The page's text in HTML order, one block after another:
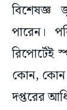
বিশেষজ্ঞ
পারেন।
রিপোর্টেই
কোন, কোন
দপ্তরের